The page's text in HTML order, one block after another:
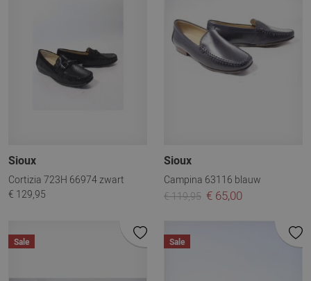
Sioux
Cortizia 723H 66974 zwart
€ 129,95
Sioux
Campina 63116 blauw
€ 119,95 € 65,00
Sale Sale